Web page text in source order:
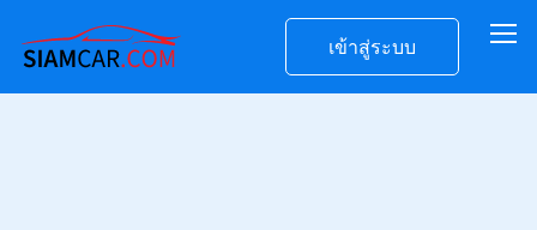
เข้าสู่ระบบ